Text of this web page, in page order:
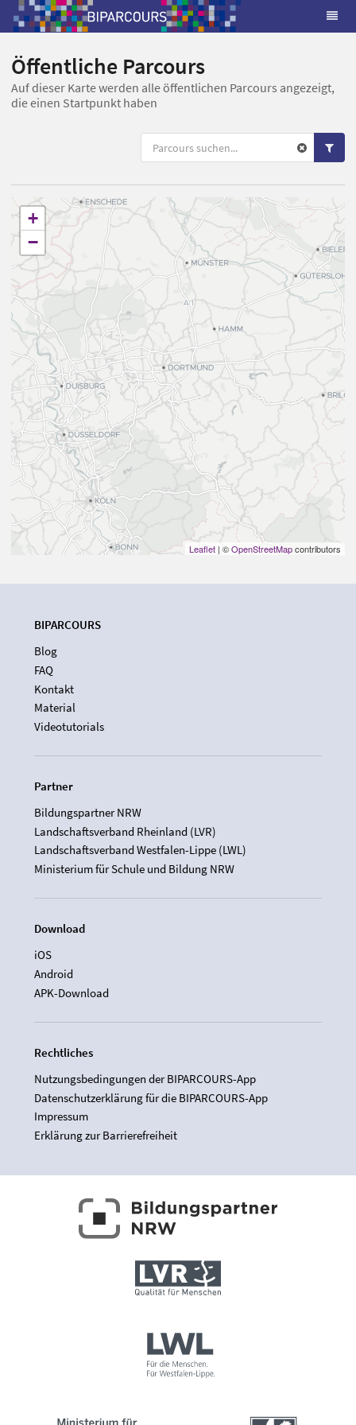
Öffentliche Parcours
Auf dieser Karte werden alle öffentlichen Parcours angezeigt,
die einen Startpunkt haben
+
−
Leaflet | ©OpenStreetMapcontributors
BIPARCOURS
Blog
FAQ
Kontakt
Material
Videotutorials
Partner
Bildungspartner NRW
Landschaftsverband Rheinland (LVR)
Landschaftsverband Westfalen-Lippe (LWL)
Ministerium für Schule und Bildung NRW
Download
iOS
Android
APK-Download
Rechtliches
Nutzungsbedingungen der BIPARCOURS-App
Datenschutzerklärung für die BIPARCOURS-App
Impressum
Erklärung zur Barrierefreiheit